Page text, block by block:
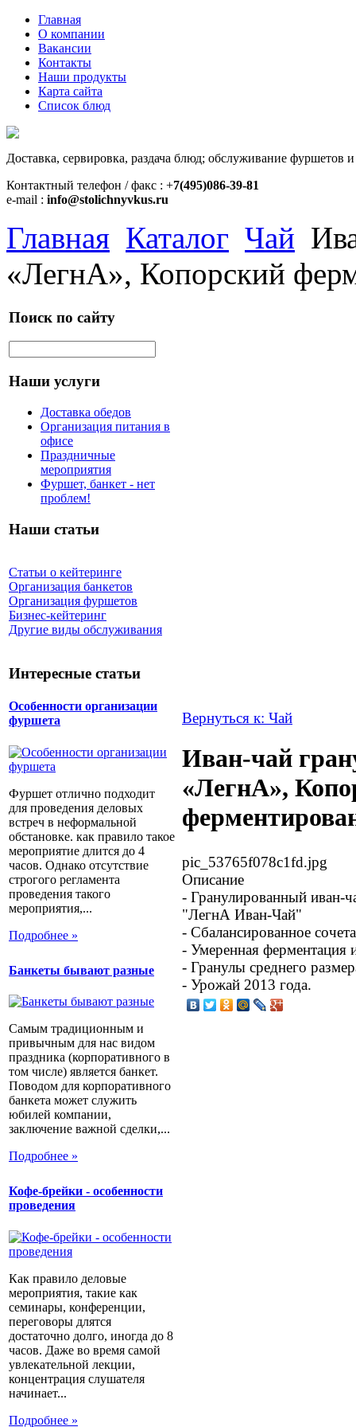
Главная
О компании
Вакансии
Контакты
Наши продукты
Карта сайта
Список блюд
Доставка, сервировка, раздача блюд; обслуживание фуршетов
Контактный телефон / факс : +7(495)086-39-81
e-mail : info@stolichnyvkus.ru
Главная Каталог Чай
«ЛегнА», Копорский
Поиск по сайту
Наши услуги
Доставка обедов
Организация питания в
офисе
Праздничные
мероприятия
Фуршет, банкет - нет
проблем!
Наши статьи
Статьи о кейтеринге
Организация банкетов
Организация фуршетов
Бизнес-кейтеринг
Другие виды обслуживания
Интересные статьи
Особенности организации
фуршета
Фуршет отлично подходит
для проведения деловых
встреч в неформальной
обстановке. как правило такое
мероприятие длится до 4
часов. Однако отсутствие
строгого регламента
проведения такого
мероприятия,...
Подробнее »
Банкеты бывают разные
Самым традиционным и
привычным для нас видом
праздника (корпоративного в
том числе) является банкет.
Поводом для корпоративного
банкета может служить
юбилей компании,
заключение важной сделки,...
Подробнее »
Кофе-брейки - особенности
проведения
Как правило деловые
мероприятия, такие как
семинары, конференции,
переговоры длятся
достаточно долго, иногда до 8
часов. Даже во время самой
увлекательной лекции,
концентрация слушателя
начинает...
Подробнее »
Вернуться к: Чай
Иван-чай
«ЛегнА»,
pic_53765f078c1fd.jpg
Описание
- Гранулированный иван-
"ЛегнА Иван-Чай"
- Сбалансированное
- Умеренная
- Гранулы среднего
- Урожай 2013 года.